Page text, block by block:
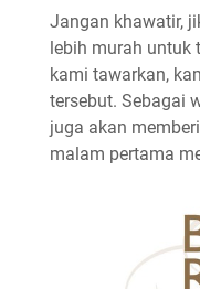
Jangan khawatir,
lebih murah untuk
kami tawarkan,
tersebut. Sebagai
juga akan
malam pertama